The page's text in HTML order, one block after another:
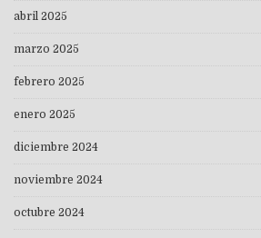
abril 2025
marzo 2025
febrero 2025
enero 2025
diciembre 2024
noviembre 2024
octubre 2024